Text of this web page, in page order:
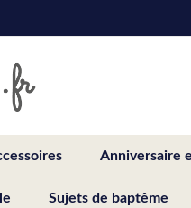
Anniversaire
Sujets de baptême